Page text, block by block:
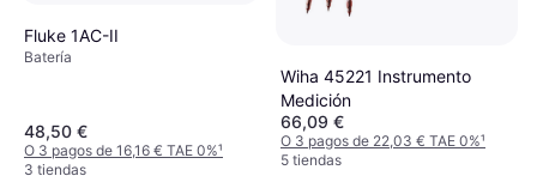
Fluke 1AC-II
Batería
48,50 €
O 3 pagos de 16,16 € TAE 0%¹
3 tiendas
Wiha 45221 Instrumento
Medición
66,09 €
O 3 pagos de 22,03 € TAE 0%¹
5 tiendas